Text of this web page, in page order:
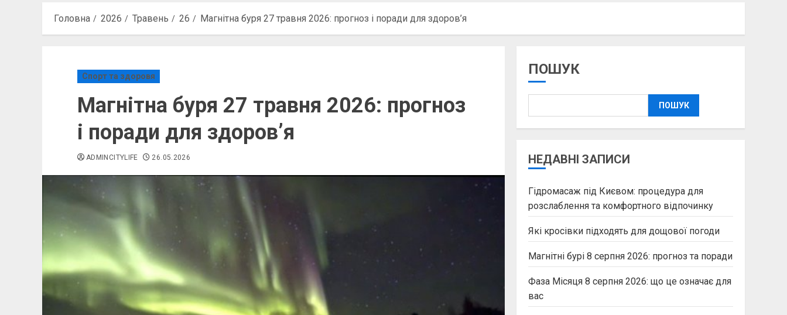
Головна 2026 Травень 26 Магнітна буря 27 травня 2026: прогноз і поради для здоров’я
Спорт та здоровя
Магнітна буря 27 травня 2026: прогноз
і поради для здоров’я
ADMINCITYLIFE 26.05.2026
ПОШУК
ПОШУК
НЕДАВНІ ЗАПИСИ
Гідромасаж під Києвом: процедура для
розслаблення та комфортного відпочинку
Які кросівки підходять для дощової погоди
Магнітні бурі 8 серпня 2026: прогноз та поради
Фаза Місяця 8 серпня 2026: що це означає для
вас